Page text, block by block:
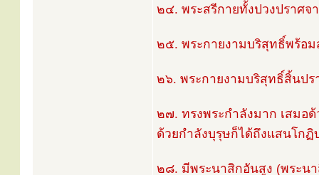
๒๔. พระสรีกายทั้งปวงปราศ
๒๕. พระกายงามบริสุทธิ์พร้อ
๒๖. พระกายงามบริสุทธิ์สิ้นป
๒๗. ทรงพระกำลังมาก เสมอ
ด้วยกำลังบุรุษก็ได้ถึงแสนโก
๒๘. มีพระนาสิกอันสูง (พระน